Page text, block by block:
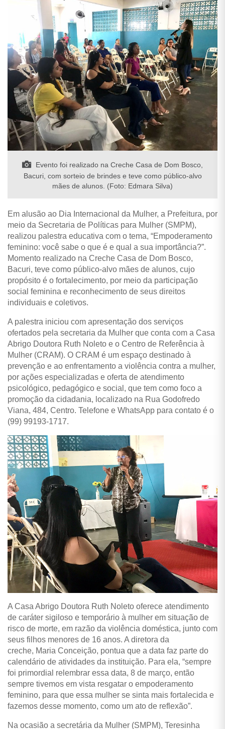
Evento foi realizado na Creche Casa de Dom Bosco,
Bacuri, com sorteio de brindes e teve como público-alvo
mães de alunos. (Foto: Edmara Silva)
Em alusão ao Dia Internacional da Mulher, a Prefeitura, por
meio da Secretaria de Políticas para Mulher (SMPM),
realizou palestra educativa com o tema, “Empoderamento
feminino: você sabe o que é e qual a sua importância?”.
Momento realizado na Creche Casa de Dom Bosco,
Bacuri, teve como público-alvo mães de alunos, cujo
propósito é o fortalecimento, por meio da participação
social feminina e reconhecimento de seus direitos
individuais e coletivos.
A palestra iniciou com apresentação dos serviços
ofertados pela secretaria da Mulher que conta com a Casa
Abrigo Doutora Ruth Noleto e o Centro de Referência à
Mulher (CRAM). O CRAM é um espaço destinado à
prevenção e ao enfrentamento a violência contra a mulher,
por ações especializadas e oferta de atendimento
psicológico, pedagógico e social, que tem como foco a
promoção da cidadania, localizado na Rua Godofredo
Viana, 484, Centro. Telefone e WhatsApp para contato é o
(99) 99193-1717.
A Casa Abrigo Doutora Ruth Noleto oferece atendimento
de caráter sigiloso e temporário à mulher em situação de
risco de morte, em razão da violência doméstica, junto com
seus filhos menores de 16 anos. A diretora da
creche, Maria Conceição, pontua que a data faz parte do
calendário de atividades da instituição. Para ela, “sempre
foi primordial relembrar essa data, 8 de março, então
sempre tivemos em vista resgatar o empoderamento
feminino, para que essa mulher se sinta mais fortalecida e
fazemos desse momento, como um ato de reflexão”.
Na ocasião a secretária da Mulher (SMPM), Teresinha